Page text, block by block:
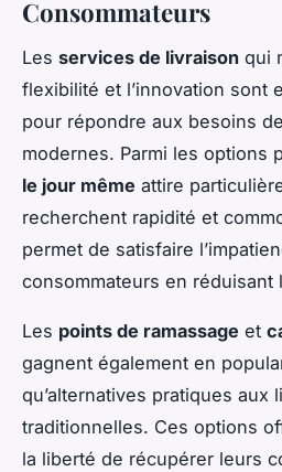
Consommateurs
Les services de livraison qui
flexibilité et l’innovation sont
pour répondre aux besoins
modernes. Parmi les options
le jour même attire
recherchent rapidité et
permet de satisfaire
consommateurs en réduisant
Les points de ramassage et
gagnent également en
qu’alternatives pratiques aux
traditionnelles. Ces options
la liberté de récupérer leurs